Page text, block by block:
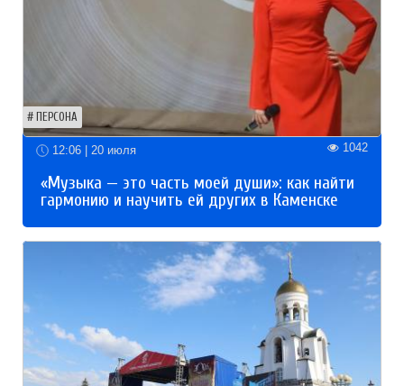
ПЕРСОНА
12:06 | 20 июля 1042
«Музыка — это часть моей души»: как найти
гармонию и научить ей других в Каменске